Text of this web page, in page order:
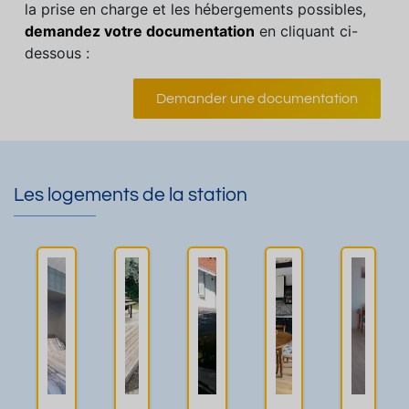
la prise en charge et les hébergements possibles,
demandez votre documentation en cliquant ci-
dessous :
Demander une documentation
Les logements de la station